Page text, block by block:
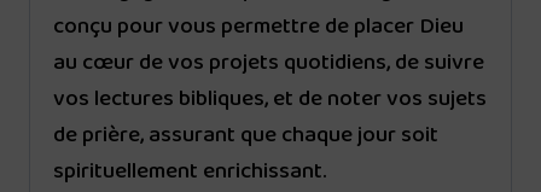
conçu pour vous permettre de placer Dieu
au cœur de vos projets quotidiens, de suivre
vos lectures bibliques, et de noter vos sujets
de prière, assurant que chaque jour soit
spirituellement enrichissant.